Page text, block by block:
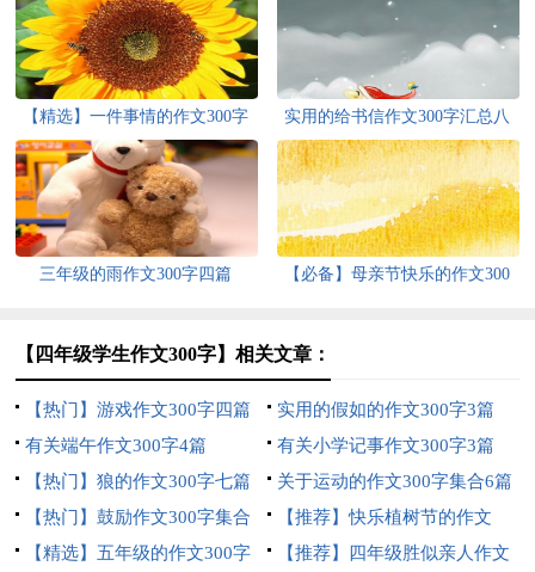
【精选】一件事情的作文300字
四篇
实用的给书信作文300字汇总八
篇
三年级的雨作文300字四篇
【必备】母亲节快乐的作文300
【四年级学生作文300字】相关文章：
【热门】游戏作文300字四篇
实用的假如的作文300字3篇
有关端午作文300字4篇
有关小学记事作文300字3篇
【热门】狼的作文300字七篇
关于运动的作文300字集合6篇
【热门】鼓励作文300字集合
六篇
【推荐】快乐植树节的作文
300字七篇
【精选】五年级的作文300字 【推荐】四年级胜似亲人作文